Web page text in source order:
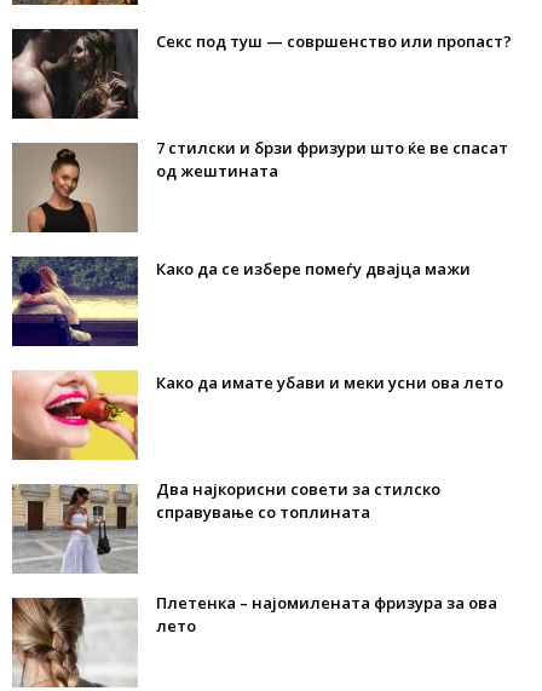
Секс под туш — совршенство или пропаст?
7 стилски и брзи фризури што ќе ве спасат
од жештината
Како да се избере помеѓу двајца мажи
Како да имате убави и меки усни ова лето
Два најкорисни совети за стилско
справување со топлината
Плетенка – најомилената фризура за ова
лето